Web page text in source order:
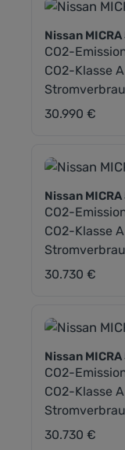
Nissan MICRA
CO2-
CO2-Klasse A
Regulärer Preis:
30.990 €
Nissan MICRA
CO2-
CO2-Klasse A
Regulärer Preis:
30.730 €
Nissan MICRA
CO2-
CO2-Klasse A
Regulärer Preis:
30.730 €